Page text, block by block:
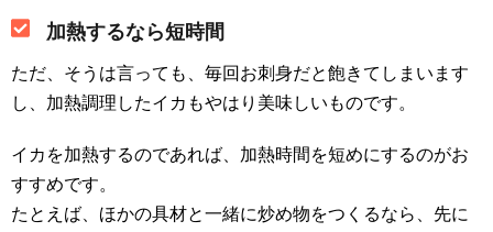
加熱するなら短時間
ただ、そうは言っても、毎回お刺身だと飽きてしまいます
し、加熱調理したイカもやはり美味しいものです。
イカを加熱するのであれば、加熱時間を短めにするのがお
すすめです。
たとえば、ほかの具材と一緒に炒め物をつくるなら、先に